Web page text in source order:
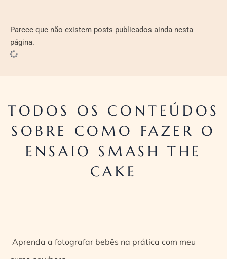
Parece que não existem posts publicados ainda nesta
página.
TODOS OS CONTEÚDOS
SOBRE COMO FAZER O
ENSAIO SMASH THE
CAKE
Aprenda a fotografar bebês na prática com meu